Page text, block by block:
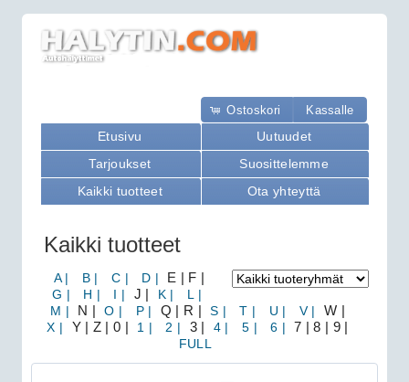
Ostoskori Kassalle
Etusivu
Uutuudet
Tarjoukset
Suosittelemme
Kaikki tuotteet
Ota yhteyttä
Kaikki tuotteet
A | B | C | D |
E | F |
G |
H | I | J | K |
L |
M |
N | O | P | Q | R | S | T | U | V |
W |
X |
Y | Z | 0 | 1 | 2 | 3 | 4 | 5 | 6 |
7 | 8 | 9 |
FULL